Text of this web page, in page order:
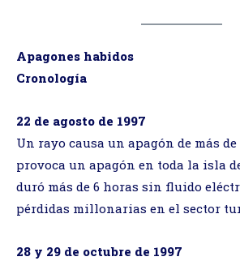
Apagones habidos
Cronología
22 de agosto de 1997
Un rayo causa un apagón de más
provoca un apagón en toda la isla
duró más de 6 horas sin fluido
pérdidas millonarias en el sector
28 y 29 de octubre de 1997